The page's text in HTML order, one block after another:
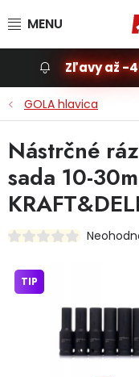
Slevoakce
Stavba, dom
Dielňa
Príslušenstvo
Vybavenie a
Domácnosť
Zľavy až -
GOLA hlavica
Nástrčné
sada 10-
TIP